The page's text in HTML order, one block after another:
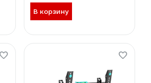
В корзину